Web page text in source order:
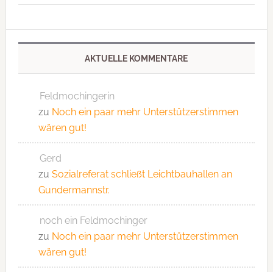
AKTUELLE KOMMENTARE
Feldmochingerin
zu Noch ein paar mehr Unterstützerstimmen
wären gut!
Gerd
zu Sozialreferat schließt Leichtbauhallen an
Gundermannstr.
noch ein Feldmochinger
zu Noch ein paar mehr Unterstützerstimmen
wären gut!